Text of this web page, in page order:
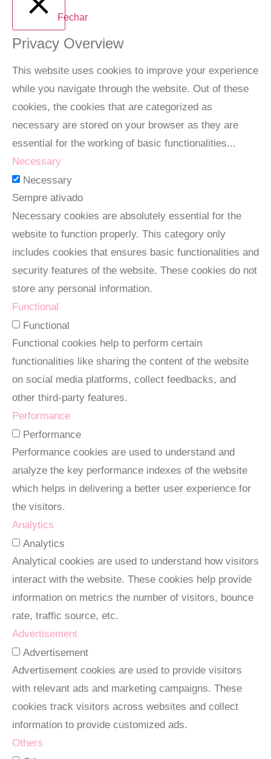
Fechar
Privacy Overview
This website uses cookies to improve your experience
while you navigate through the website. Out of these
cookies, the cookies that are categorized as
necessary are stored on your browser as they are
essential for the working of basic functionalities...
Necessary
Necessary
Sempre ativado
Necessary cookies are absolutely essential for the
website to function properly. This category only
includes cookies that ensures basic functionalities and
security features of the website. These cookies do not
store any personal information.
Functional
Functional
Functional cookies help to perform certain
functionalities like sharing the content of the website
on social media platforms, collect feedbacks, and
other third-party features.
Performance
Performance
Performance cookies are used to understand and
analyze the key performance indexes of the website
which helps in delivering a better user experience for
the visitors.
Analytics
Analytics
Analytical cookies are used to understand how visitors
interact with the website. These cookies help provide
information on metrics the number of visitors, bounce
rate, traffic source, etc.
Advertisement
Advertisement
Advertisement cookies are used to provide visitors
with relevant ads and marketing campaigns. These
cookies track visitors across websites and collect
information to provide customized ads.
Others